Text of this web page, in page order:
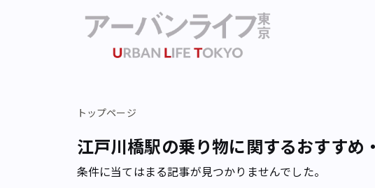
トップページ
江戸川橋駅の乗り物に関するおすすめ
条件に当てはまる記事が見つかりませんでした。